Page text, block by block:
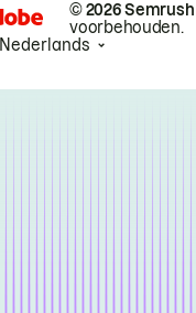
© 2026
voorbehouden.
Nederlands